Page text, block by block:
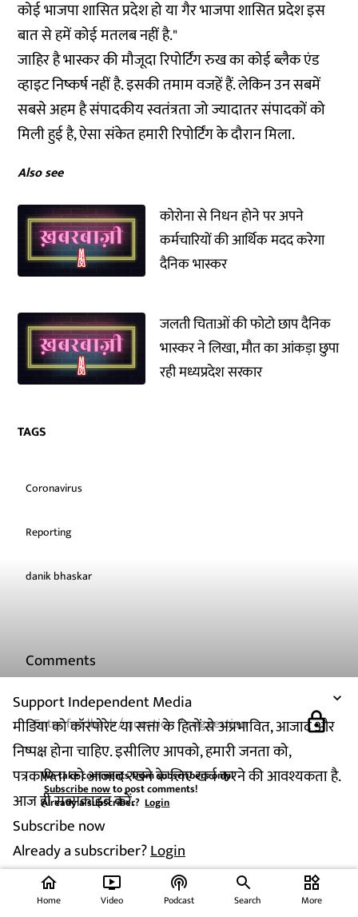
Support Independent Media
मीडिया को कॉरपोरेट या सत्ता के हितों से अप्रभावित, आजाद और
निष्पक्ष होना चाहिए. इसीलिए आपको, हमारी जनता को,
पत्रकारिता को आजाद रखने के लिए खर्च करने की आवश्यकता है.
आज ही सब्सक्राइब करें.
Subscribe now
Already a subscriber?Login
कोई भाजपा शासित प्रदेश हो या गैर भाजपा शासित प्रदेश इस
बात से हमें कोई मतलब नहीं है."
जाहिर है भास्कर की मौजूदा रिपोर्टिंग रुख का कोई ब्लैक एंड
व्हाइट निष्कर्ष नहीं है. इसकी तमाम वजहें हैं. लेकिन उन सबमें
सबसे अहम है संपादकीय स्वतंत्रता जो ज्यादातर संपादकों को
मिली हुई है, ऐसा संकेत हमारी रिपोर्टिंग के दौरान मिला.
Also see
कोरोना से निधन होने पर अपने
कर्मचारियों की आर्थिक मदद करेगा
दैनिक भास्कर
जलती चिताओं की फोटो छाप दैनिक
भास्कर ने लिखा, मौत का आंकड़ा छुपा
रही मध्यप्रदेश सरकार
TAGS
Coronavirus
Reporting
danik bhaskar
Comments
lock
We take comments from subscribers only!
Subscribe nowto post comments!
Already a subscriber?Login
home
Home
ondemand_video
Video
podcasts
Podcast Search
widgets
More